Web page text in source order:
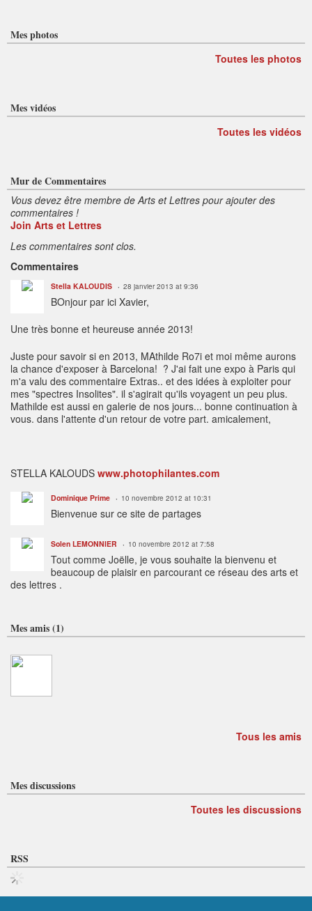
Mes photos
Toutes les photos
Mes vidéos
Toutes les vidéos
Mur de Commentaires
Vous devez être membre de Arts et Lettres pour ajouter des
commentaires !
Join Arts et Lettres
Les commentaires sont clos.
Commentaires
Stella KALOUDIS 28 janvier 2013 at 9:36
BOnjour par ici Xavier,
Une très bonne et heureuse année 2013!
Juste pour savoir si en 2013, MAthilde Ro7i et moi même aurons
la chance d'exposer à Barcelona! ? J'ai fait une expo à Paris qui
m'a valu des commentaire Extras.. et des idées à exploiter pour
mes "spectres Insolites". il s'agirait qu'ils voyagent un peu plus.
Mathilde est aussi en galerie de nos jours... bonne continuation à
vous. dans l'attente d'un retour de votre part. amicalement,
STELLA KALOUDS www.photophilantes.com
Dominique Prime 10 novembre 2012 at 10:31
Bienvenue sur ce site de partages
Solen LEMONNIER 10 novembre 2012 at 7:58
Tout comme Joëlle, je vous souhaite la bienvenu et
beaucoup de plaisir en parcourant ce réseau des arts et
des lettres .
Mes amis (1)
Tous les amis
Mes discussions
Toutes les discussions
RSS